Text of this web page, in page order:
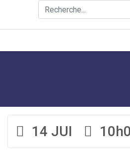
Rechercher
14 JUI